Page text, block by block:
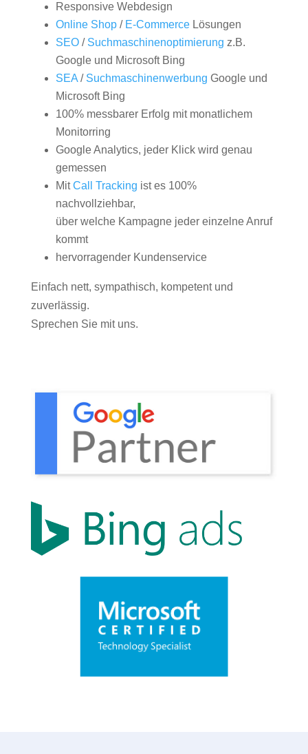
Responsive Webdesign
Online Shop/ E-CommerceLösungen
SEO/ Suchmaschinenoptimierung z.B.
Google und Microsoft Bing
SEA/ Suchmaschinenwerbung Google und
Microsoft Bing
100% messbarer Erfolg mit monatlichem
Monitorring
Google Analytics, jeder Klick wird genau
gemessen
MitCall Tracking ist es 100%
nachvollziehbar,
über welche Kampagne jeder einzelne Anruf
kommt
hervorragender Kundenservice
Einfach nett, sympathisch, kompetent und
zuverlässig.
Sprechen Sie mit uns.